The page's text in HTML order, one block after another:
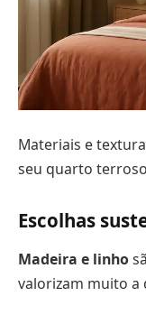
Materiais e
seu quarto
Escolhas
Madeira e linho
valorizam muito a